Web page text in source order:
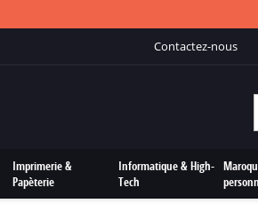
Contactez-nous
Imprimerie &
Papèterie
Informatique & High-
Tech